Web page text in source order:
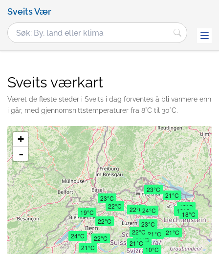
Sveits Vær
Sveits værkart
Været de fleste steder i Sveits i dag forventes å bli varmere enn
i går, med gjennomsnittstemperaturer fra 8°C til 30°C.
24°C
22°C
22°C
22°C
23°C
24°C
21°C
19°C
10°C
20°C
18°C
21°C
22°C
23°C
21°C
23°C
21°C
18°C
21°C
19°C
22°C
+
-